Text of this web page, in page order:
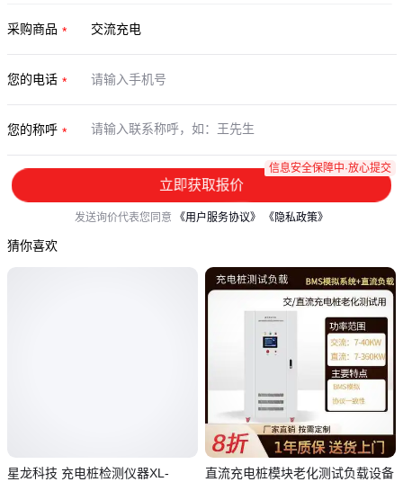
采购商品
您的电话
您的称呼
立即获取报价
信息安全保障中·放心提交
发送询价代表您同意 《用户服务协议》 《隐私政策》
猜你喜欢
星龙科技 充电桩检测仪器XL-
直流充电桩模块老化测试负载设备